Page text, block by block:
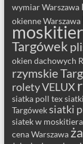
wymiar Warszawa
okienne Warszawa
Targówek
okien dachowych
rzymskie
rolety VELUX
siatka poll tex
Targóweksiatki
siatek w
cena Warszawa